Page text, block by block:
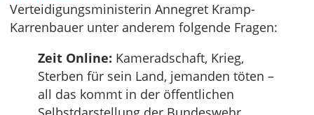
Verteidigungsministerin Annegret Kramp-
Karrenbauer unter anderem folgende Fragen:
Zeit Online: Kameradschaft, Krieg,
Sterben für sein Land, jemanden töten –
all das kommt in der öffentlichen